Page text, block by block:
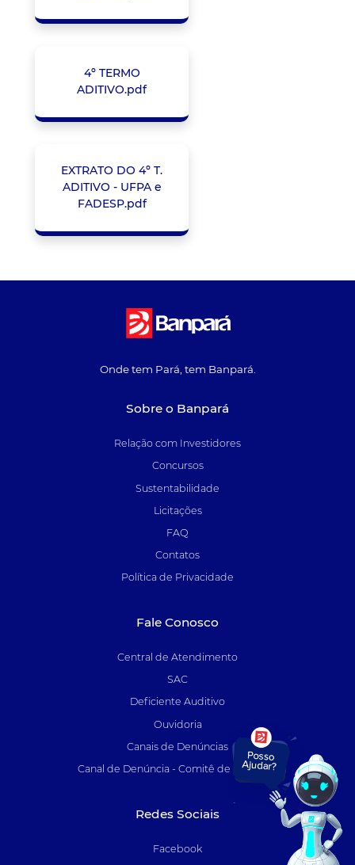
4º TERMO
ADITIVO.pdf
EXTRATO DO 4º T.
ADITIVO - UFPA e
FADESP.pdf
Onde tem Pará, tem Banpará.
Sobre o Banpará
Relação com Investidores
Concursos
Sustentabilidade
Licitações
FAQ
Contatos
Política de Privacidade
Fale Conosco
Central de Atendimento
SAC
Deficiente Auditivo
Ouvidoria
Canais de Denúncias
Canal de Denúncia - Comitê de Auditoria
Redes Sociais
Facebook